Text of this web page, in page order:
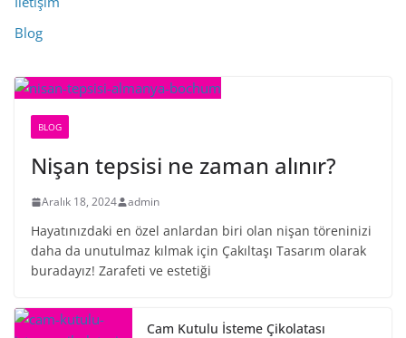
Blog
BLOG
Nişan tepsisi ne zaman alınır?
Aralık 18, 2024 admin
Hayatınızdaki en özel anlardan biri olan nişan töreninizi
daha da unutulmaz kılmak için Çakıltaşı Tasarım olarak
buradayız! Zarafeti ve estetiği
Cam Kutulu İsteme Çikolatası